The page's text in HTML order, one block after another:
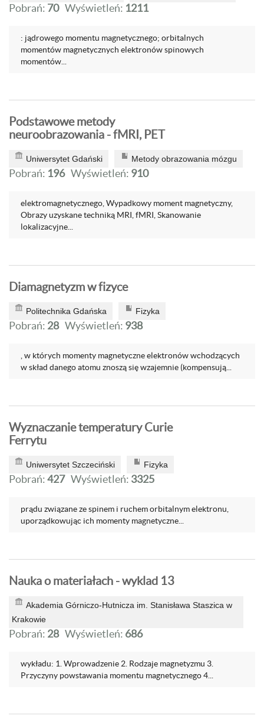
Pobrań: 70 Wyświetleń: 1211
: jądrowego momentu magnetycznego; orbitalnych
momentów magnetycznych elektronów spinowych
momentów...
Podstawowe metody
neuroobrazowania - fMRI, PET
Uniwersytet Gdański Metody obrazowania mózgu
Pobrań: 196 Wyświetleń: 910
elektromagnetycznego, Wypadkowy moment magnetyczny,
Obrazy uzyskane techniką MRI, fMRI, Skanowanie
lokalizacyjne...
Diamagnetyzm w fizyce
Politechnika Gdańska Fizyka
Pobrań: 28 Wyświetleń: 938
, w których momenty magnetyczne elektronów wchodzących
w skład danego atomu znoszą się wzajemnie (kompensują...
Wyznaczanie temperatury Curie
Ferrytu
Uniwersytet Szczeciński Fizyka
Pobrań:427 Wyświetleń: 3325
prądu związane ze spinem i ruchem orbitalnym elektronu,
uporządkowując ich momenty magnetyczne...
Nauka o materiałach - wyklad 13
Akademia Górniczo-Hutnicza im. Stanisława Staszica w
Krakowie
Pobrań: 28 Wyświetleń: 686
wykładu: 1. Wprowadzenie 2. Rodzaje magnetyzmu 3.
Przyczyny powstawania momentu magnetycznego 4...